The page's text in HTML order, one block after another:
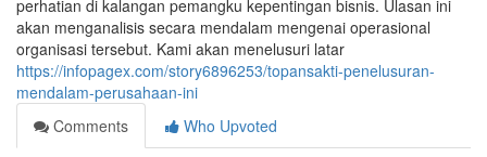
perhatian di kalangan pemangku kepentingan bisnis. Ulasan ini
akan menganalisis secara mendalam mengenai operasional
organisasi tersebut. Kami akan menelusuri latar
https://infopagex.com/story6896253/topansakti-penelusuran-
mendalam-perusahaan-ini
Comments
Who Upvoted